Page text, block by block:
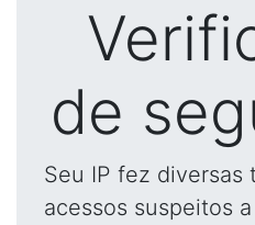
de
Seu IP fez diversas
acessos suspeitos